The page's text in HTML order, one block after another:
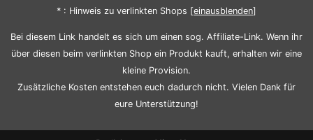
* : Hinweis zu verlinkten Shops [einausblenden]
Bei diesem Link handelt es sich um einen sog. Affiliate-Link. Wenn ihr
über diesen beim verlinkten Shop ein Produkt kauft, erhalten wir eine
kleine Provision.
Zusätzliche Kosten entstehen euch dadurch nicht. Vielen Dank für
eure Unterstützung!